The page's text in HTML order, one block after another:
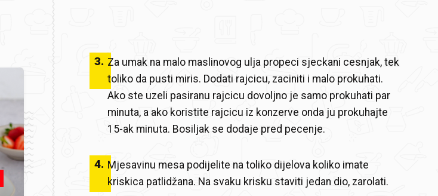
3. Za umak na malo maslinovog ulja propeci sjeckani cesnjak, tek
toliko da pusti miris. Dodati rajcicu, zaciniti i malo prokuhati.
Ako ste uzeli pasiranu rajcicu dovoljno je samo prokuhati par
minuta, a ako koristite rajcicu iz konzerve onda ju prokuhajte
15-ak minuta. Bosiljak se dodaje pred pecenje.
4. Mjesavinu mesa podijelite na toliko dijelova koliko imate
kriskica patlidžana. Na svaku krisku staviti jedan dio, zarolati.